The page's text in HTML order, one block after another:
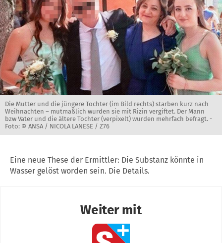
Die Mutter und die jüngere Tochter (im Bild rechts) starben kurz nach
Weihnachten – mutmaßlich wurden sie mit Rizin vergiftet. Der Mann
bzw Vater und die ältere Tochter (verpixelt) wurden mehrfach befragt. -
Foto: © ANSA / NICOLA LANESE / Z76
Eine neue These der Ermittler: Die Substanz könnte in
Wasser gelöst worden sein. Die Details.